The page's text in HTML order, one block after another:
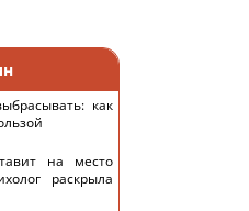
как
на место
раскрыла